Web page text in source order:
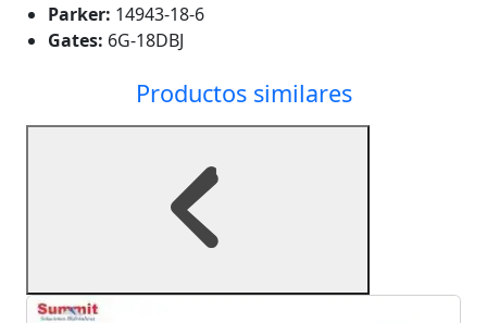
Parker: 14943-18-6
Gates: 6G-18DBJ
Productos similares